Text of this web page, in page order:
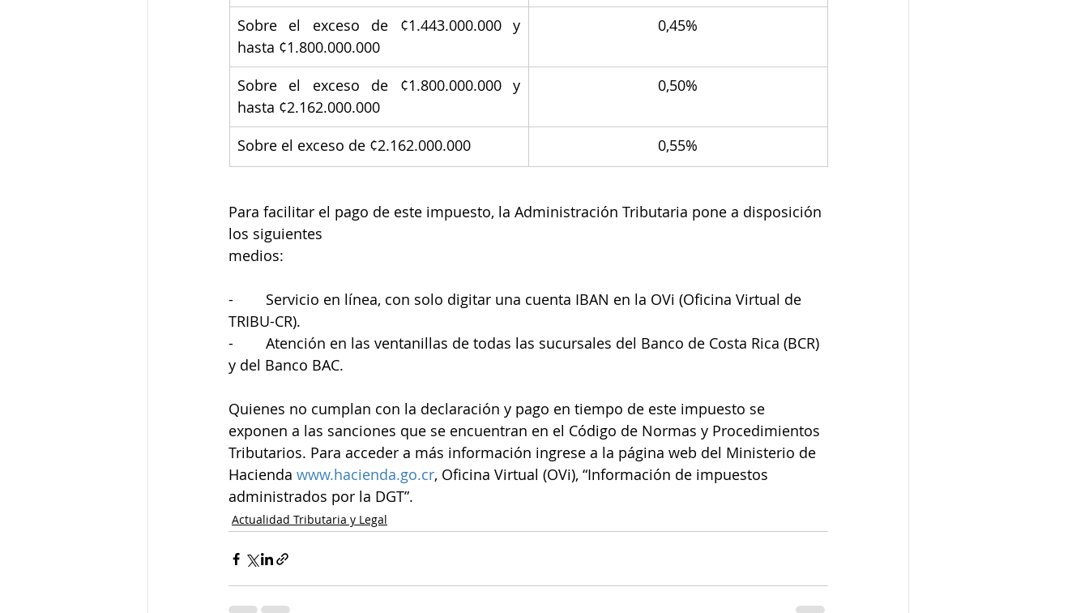
Sobre el exceso de ¢1.443.000.000 y
hasta ¢1.800.000.000
0,45%
Sobre el exceso de ¢1.800.000.000 y
hasta ¢2.162.000.000
0,50%
Sobre el exceso de ¢2.162.000.000 0,55%
Para facilitar el pago de este impuesto, la Administración Tributaria pone a disposición
los siguientes
medios:
-        Servicio en línea, con solo digitar una cuenta IBAN en la OVi (Oficina Virtual de
TRIBU-CR).
-        Atención en las ventanillas de todas las sucursales del Banco de Costa Rica (BCR)
y del Banco BAC.
Quienes no cumplan con la declaración y pago en tiempo de este impuesto se
exponen a las sanciones que se encuentran en el Código de Normas y Procedimientos
Tributarios. Para acceder a más información ingrese a la página web del Ministerio de
Hacienda www.hacienda.go.cr, Oficina Virtual (OVi), “Información de impuestos
administrados por la DGT”.
Actualidad Tributaria y Legal